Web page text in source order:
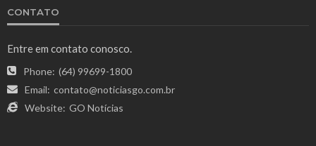
CONTATO
Entre em contato conosco.
Phone: (64) 99699-1800
Email: contato@noticiasgo.com.br
Website: GO Notícias